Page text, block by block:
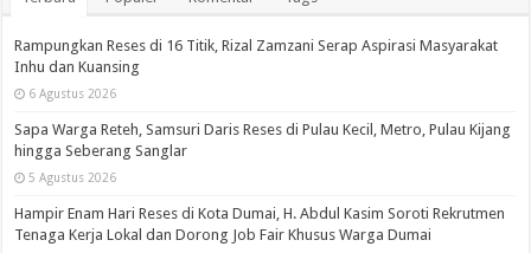
Rampungkan Reses di 16 Titik, Rizal Zamzani Serap Aspirasi Masyarakat
Inhu dan Kuansing
6 Agustus 2026
Sapa Warga Reteh, Samsuri Daris Reses di Pulau Kecil, Metro, Pulau Kijang
hingga Seberang Sanglar
5 Agustus 2026
Hampir Enam Hari Reses di Kota Dumai, H. Abdul Kasim Soroti Rekrutmen
Tenaga Kerja Lokal dan Dorong Job Fair Khusus Warga Dumai